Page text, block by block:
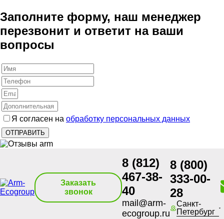
Заполните форму, наш менеджер
перезвонит и ответит на ваши
вопросы
Я согласен на обработку персональных данных
Заказать
звонок
8 (812)
467-38-
40
mail@arm-
ecogroup.ru
8 (800)
333-00-
28
Санкт-
Петербург